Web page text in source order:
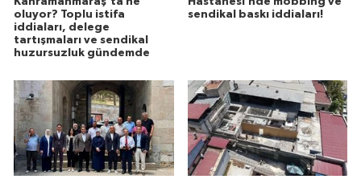
oluyor? Toplu istifa
iddiaları, delege
tartışmaları ve sendikal
huzursuzluk gündemde
sendikal baskı iddiaları!